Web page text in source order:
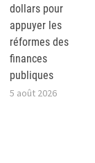
dollars pour
appuyer les
réformes des
finances
publiques
5 août 2026